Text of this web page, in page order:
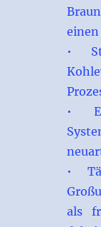
einen
•
•
•
als